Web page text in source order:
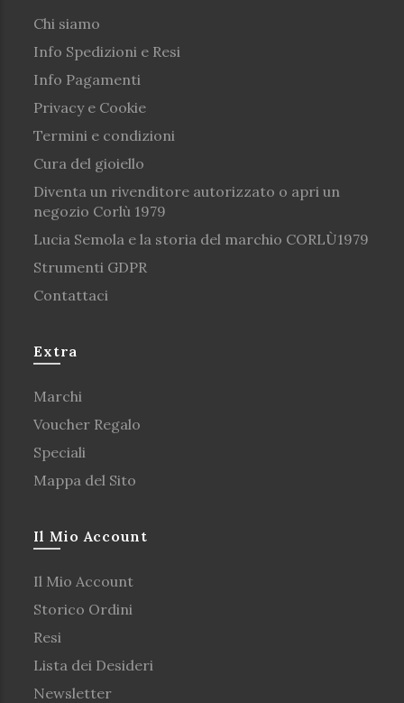
Chi siamo
Info Spedizioni e Resi
Info Pagamenti
Privacy e Cookie
Termini e condizioni
Cura del gioiello
Diventa un rivenditore autorizzato o apri un
negozio Corlù 1979
Lucia Semola e la storia del marchio CORLÙ1979
Strumenti GDPR
Contattaci
Extra
Marchi
Voucher Regalo
Speciali
Mappa del Sito
Il Mio Account
Il Mio Account
Storico Ordini
Resi
Lista dei Desideri
Newsletter